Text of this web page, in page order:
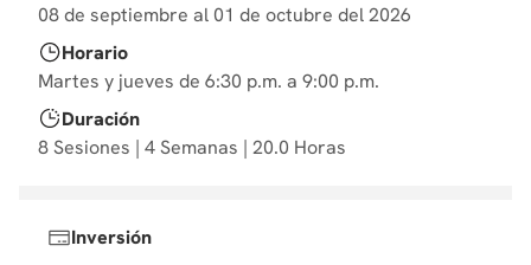
08 de septiembre al 01 de octubre del 2026
Horario
Martes y jueves de 6:30 p.m. a 9:00 p.m.
Duración
8 Sesiones | 4 Semanas | 20.0 Horas
Inversión